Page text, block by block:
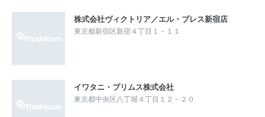
株式会社ヴィクトリア／エル・ブレス新宿店
東京都新宿区新宿４丁目１－１１
イワタニ・プリムス株式会社
東京都中央区八丁堀４丁目１２－２０